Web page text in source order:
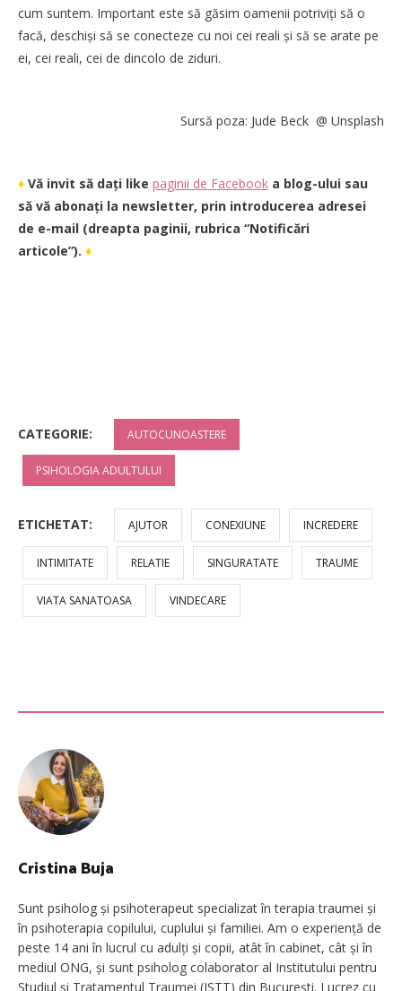
cum suntem. Important este să găsim oamenii potriviți să o
facă, deschiși să se conecteze cu noi cei reali și să se arate pe
ei, cei reali, cei de dincolo de ziduri.
Sursă poza: Jude Beck @ Unsplash
♦ Vă invit să dați like paginii de Facebook a blog-ului sau
să vă abonați la newsletter, prin introducerea adresei
de e-mail (dreapta paginii, rubrica “Notificări
articole”). ♦
CATEGORIE: AUTOCUNOASTERE
PSIHOLOGIA ADULTULUI
ETICHETAT: AJUTOR CONEXIUNE INCREDERE
INTIMITATE RELATIE SINGURATATE TRAUME
VIATA SANATOASA VINDECARE
Cristina Buja
Sunt psiholog și psihoterapeut specializat în terapia traumei și
în psihoterapia copilului, cuplului și familiei. Am o experiență de
peste 14 ani în lucrul cu adulți și copii, atât în cabinet, cât și în
mediul ONG, și sunt psiholog colaborator al Institutului pentru
Studiul și Tratamentul Traumei (ISTT) din București. Lucrez cu